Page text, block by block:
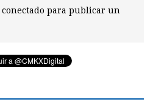
conectado para publicar un